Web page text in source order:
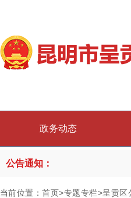
政务动态
公告通知：
当前位置：首页>专题专栏>呈贡区